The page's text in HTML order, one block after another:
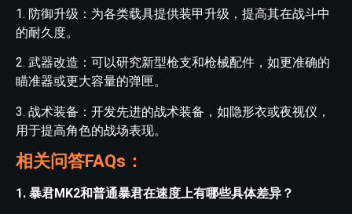
1. 防御升级：为各类载具提供装甲升级，提高其在战斗中
的耐久度。
2. 武器改造：可以研究新型枪支和枪械配件，如更准确的
瞄准器或更大容量的弹匣。
3. 战术装备：开发先进的战术装备，如隐形衣或夜视仪，
用于提高角色的战场表现。
相关问答FAQs：
1. 暴君MK2和普通暴君在速度上有哪些具体差异？